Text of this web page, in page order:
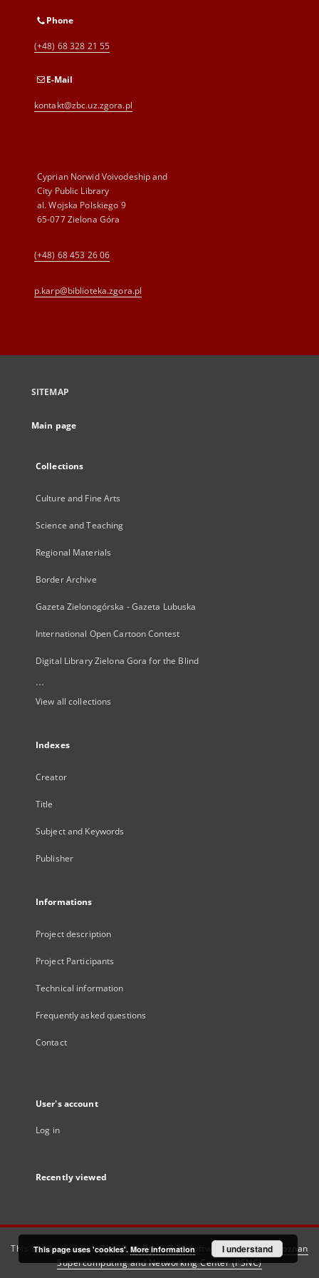
Phone
(+48) 68 328 21 55
E-Mail
kontakt@zbc.uz.zgora.pl
Cyprian Norwid Voivodeship and
City Public Library
al. Wojska Polskiego 9
65-077 Zielona Góra
(+48) 68 453 26 06
p.karp@biblioteka.zgora.pl
SITEMAP
Main page
Collections
Culture and Fine Arts
Science and Teaching
Regional Materials
Border Archive
Gazeta Zielonogórska - Gazeta Lubuska
International Open Cartoon Contest
Digital Library Zielona Gora for the Blind
...
View all collections
Indexes
Creator
Title
Subject and Keywords
Publisher
Informations
Project description
Project Participants
Technical information
Frequently asked questions
Contact
User's account
Log in
Recently viewed
This service runs onDInGO dLibra 6.3.21software created by
Poznan
Supercomputing and Networking Center (PSNC)
This page uses 'cookies'. More information I understand